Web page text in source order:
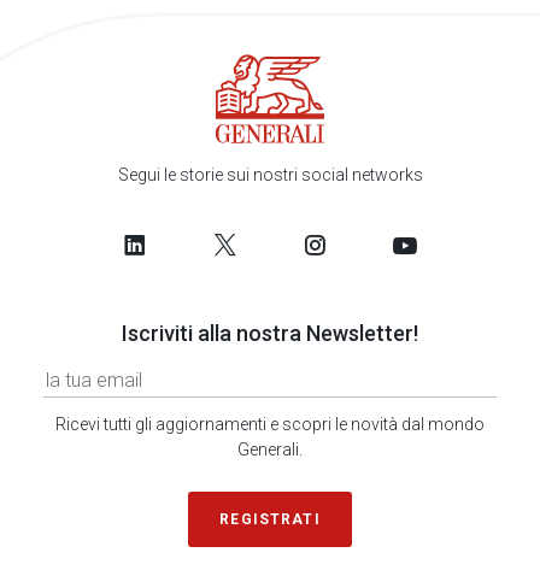
Segui le storie sui nostri social networks
Iscriviti alla nostra Newsletter!
Ricevi tutti gli aggiornamenti e scopri le novità dal mondo
Generali.
REGISTRATI